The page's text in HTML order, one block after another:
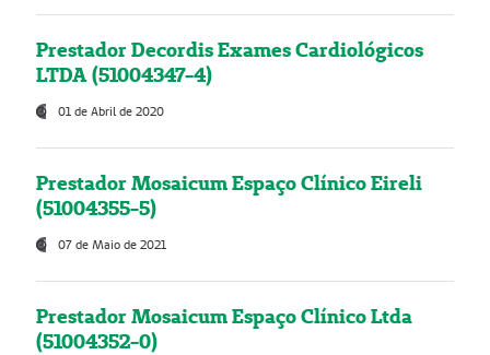
Prestador Decordis Exames Cardiológicos
LTDA (51004347-4)
01 de Abril de 2020
Prestador Mosaicum Espaço Clínico Eireli
(51004355-5)
07 de Maio de 2021
Prestador Mosaicum Espaço Clínico Ltda
(51004352-0)